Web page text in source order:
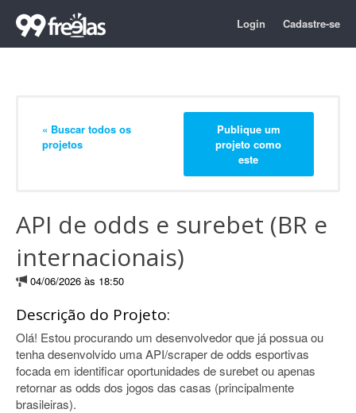
Login Cadastre-se
« Buscar todos os
projetos
Publique um
projeto como
este
API de odds e surebet (BR e
internacionais)
04/06/2026 às 18:50
Descrição do Projeto:
Olá! Estou procurando um desenvolvedor que já possua ou
tenha desenvolvido uma API/scraper de odds esportivas
focada em identificar oportunidades de surebet ou apenas
retornar as odds dos jogos das casas (principalmente
brasileiras).